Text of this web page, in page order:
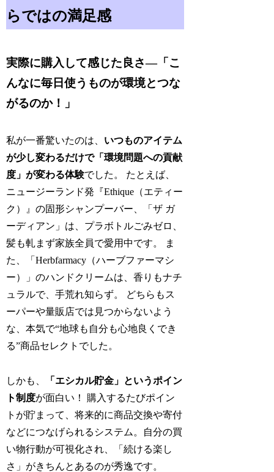
らではの満足感
実際に購入して感じた良さ―「こ
んなに毎日使うものが環境とつな
がるのか！」
私が一番驚いたのは、 いつものアイテム
が少し変わるだけで「環境問題への貢献
度」が変わる体験でした。 たとえば、
ニュージーランド発『Ethique（エティー
ク）』の固形シャンプーバー、「ザ ガ
ーディアン」は、プラボトルごみゼロ、
髪も軋まず家族全員で愛用中です。 ま
た、「Herbfarmacy（ハーブファーマシ
ー）」のハンドクリームは、香りもナチ
ュラルで、手荒れ知らず。 どちらもス
ーパーや量販店では見つからないよう
な、本気で“地球も自分も心地良くでき
る”商品セレクトでした。
しかも、
「エシカル貯金」というポイン
ト制度が面白い！ 購入するたびポイン
トが貯まって、将来的に商品交換や寄付
などにつなげられるシステム。自分の買
い物行動が可視化され、「続ける楽し
さ」がきちんとあるのが秀逸です。